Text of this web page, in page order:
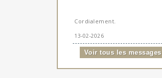
Cordialement.
13-02-2026
Voir tous les messages